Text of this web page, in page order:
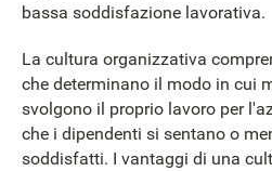
bassa soddisfazione lavorativa.
La cultura organizzativa
che determinano il modo in cui
svolgono il proprio lavoro per
che i dipendenti si sentano o
soddisfatti. I vantaggi di una